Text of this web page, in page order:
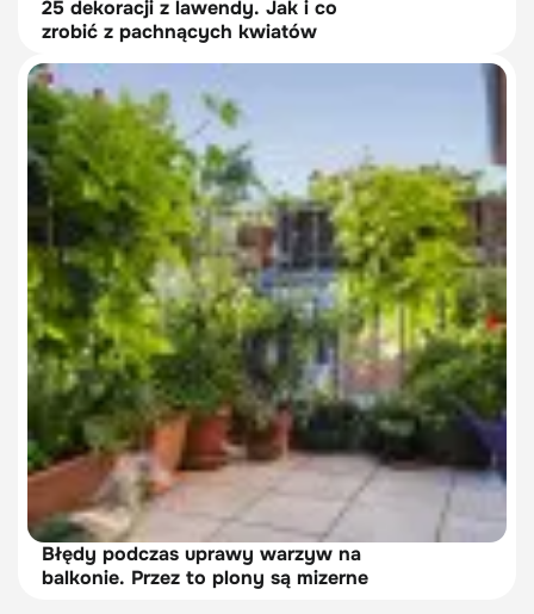
25 dekoracji z lawendy. Jak i co
zrobić z pachnących kwiatów
Błędy podczas uprawy warzyw na
balkonie. Przez to plony są mizerne